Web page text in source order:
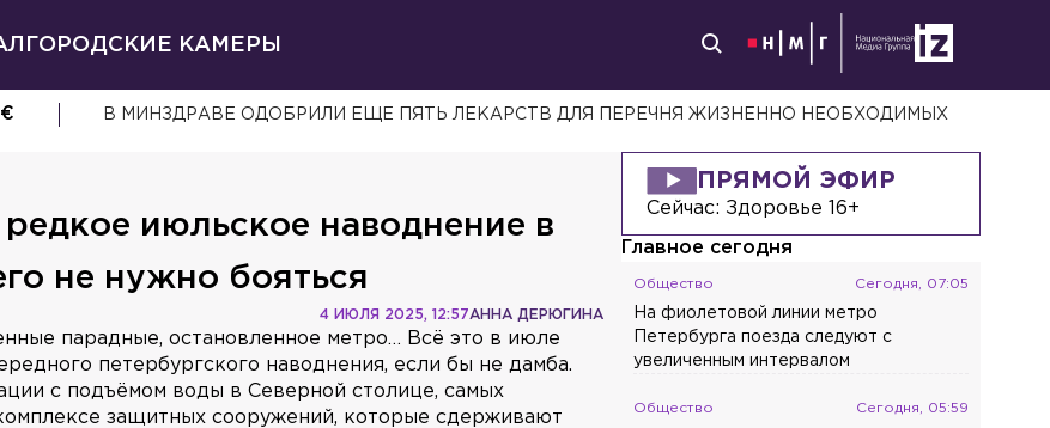
ГОРОДСКИЕ КАМЕРЫ
€ В МИНЗДРАВЕ ОДОБРИЛИ ЕЩЕ ПЯТЬ ЛЕКАРСТВ ДЛЯ ПЕРЕЧНЯ ЖИЗНЕННО НЕОБХОДИМЫХ
июльское наводнение в
не нужно бояться
АННА ДЕРЮГИНА
4 ИЮЛЯ 2025, 12:57
парадные, остановленное метро… Всё это в июле
петербургского наводнения, если бы не дамба.
с подъёмом воды в Северной столице, самых
защитных сооружений, которые сдерживают
ПРЯМОЙ ЭФИР
Сейчас: Здоровье 16+
Главное сегодня
Общество Сегодня, 07:05
На фиолетовой линии метро
Петербурга поезда следуют с
увеличенным интервалом
Общество Сегодня, 05:59